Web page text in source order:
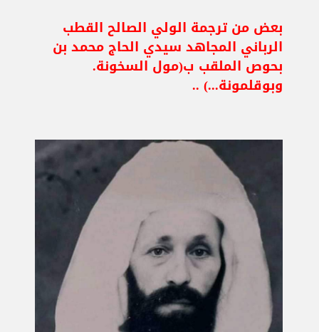
بعض من ترجمة الولي الصالح القطب
الرباني المجاهد سيدي الحاج محمد بن
بحوص الملقب ب(مول السخونة.
وبوقلمونة...) ..